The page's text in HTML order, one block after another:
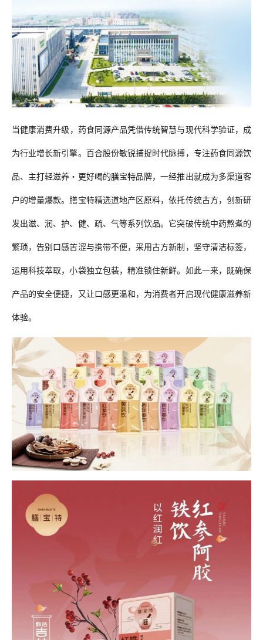
当健康消费升级，药食同源产品凭借传统智慧与现代科学验证，成
为行业增长新引擎。百合股份敏锐捕捉时代脉搏， 专注药食同源饮
品、主打轻滋养・更好喝的膳宝特品牌，一经推出就成为多渠道客
户的增量爆款。膳宝特精选道地产区原料，依托传统古方，创新研
发出滋、润、护、健、疏、气等系列饮品。它突破传统中药熬煮的
繁琐，告别口感苦涩与携带不便，采用古方新制，坚守清洁标签，
运用科技萃取，小袋独立包装，精准锁住新鲜。如此一来，既确保
产品的安全便捷，又让口感更温和，为消费者开启现代健康滋养新
体验。